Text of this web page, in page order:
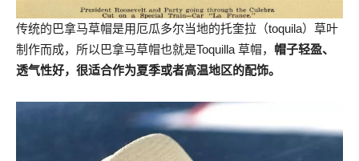
传统的巴拿马草帽是用厄瓜多尔当地的托奎拉（toquila）草叶
制作而成，所以巴拿马草帽也就是Toquilla 草帽， 帽子轻盈、
透气性好，很适合作为夏季或者高温地区的配饰。